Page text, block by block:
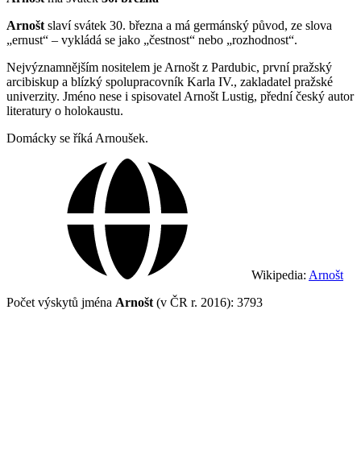
Arnošt slaví svátek 30. března a má germánský původ, ze slova
„ernust“ – vykládá se jako „čestnost“ nebo „rozhodnost“.
Nejvýznamnějším nositelem je Arnošt z Pardubic, první pražský
arcibiskup a blízký spolupracovník Karla IV., zakladatel pražské
univerzity. Jméno nese i spisovatel Arnošt Lustig, přední český autor
literatury o holokaustu.
Domácky se říká Arnoušek.
Wikipedia: Arnošt
Počet výskytů jména Arnošt (v ČR r. 2016): 3793